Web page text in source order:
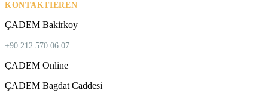
KONTAKTIEREN
ÇADEM Bakirkoy
+90 212 570 06 07
ÇADEM Online
ÇADEM Bagdat Caddesi